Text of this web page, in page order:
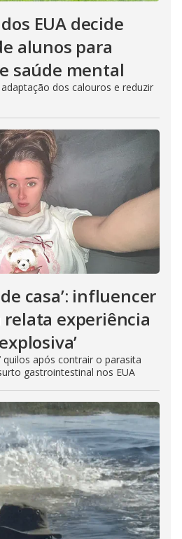
EUA decide
alunos para
saúde mental
dos calouros e reduzir
casa’: influencer
experiência
quilos após contrair o parasita
gastrointestinal nos EUA